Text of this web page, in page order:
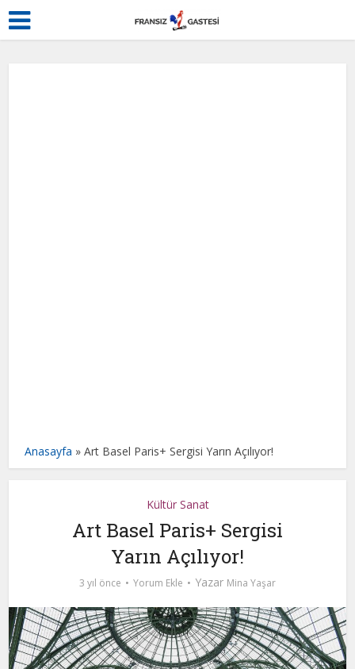
Anasayfa »Art Basel Paris+ Sergisi Yarın Açılıyor!
Kültür Sanat
Art Basel Paris+ Sergisi
Yarın Açılıyor!
3 yıl önce Yorum Ekle Yazar Mina Yaşar